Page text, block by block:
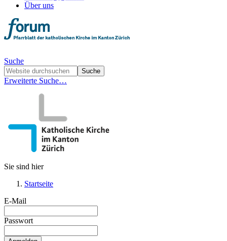
Über uns
Suche
Erweiterte Suche…
Sie sind hier
Startseite
E-Mail
Passwort